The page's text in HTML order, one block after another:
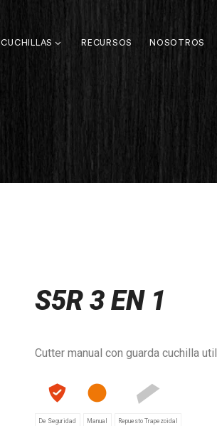
CUCHILLAS RECURSOS NOSOTROS
S5R 3 EN 1
Cutter manual con guarda cuchilla
De Seguridad Manual Repuesto Trapezoidal